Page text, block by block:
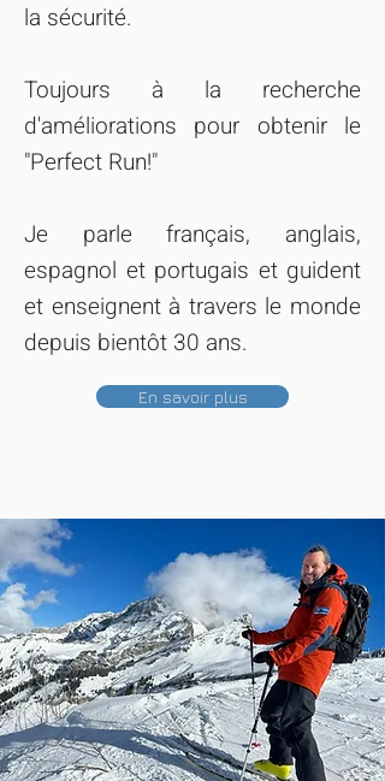
la sécurité.
Toujours à la recherche
d'améliorations pour obtenir le
"Perfect Run!"
Je parle français, anglais,
espagnol et portugais et guident
et enseignent à travers le monde
depuis bientôt 30 ans.
En savoir plus